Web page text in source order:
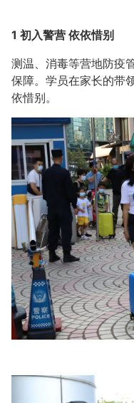
1 初入警营 依依惜别
测温、消毒等营地防疫
保障。学员在家长的带
依惜别。